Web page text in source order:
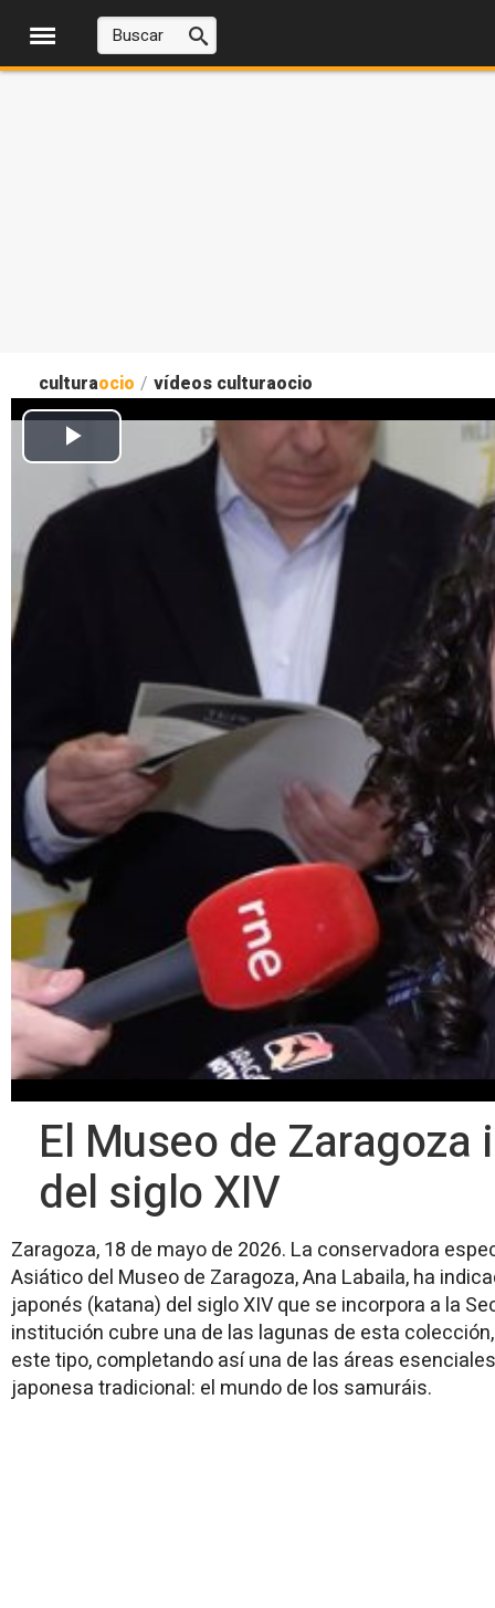
culturaocio / vídeos culturaocio
El Museo de
del siglo XIV
Zaragoza, 18 de mayo de 2026. La conservadora
Asiático del Museo de Zaragoza, Ana Labaila, ha
japonés (katana) del siglo XIV que se incorpora a la
institución cubre una de las lagunas de esta
este tipo, completando así una de las áreas
japonesa tradicional: el mundo de los samuráis.